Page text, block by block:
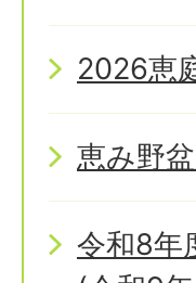
2026恵
恵み野
令和8年